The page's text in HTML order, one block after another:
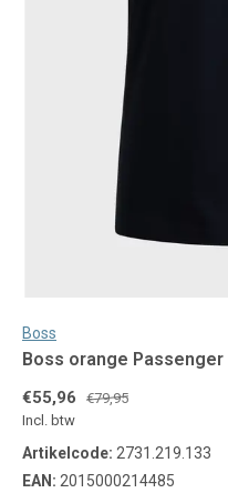
Boss
Boss orange
€55,96
€79,95
Incl. btw
Artikelcode: 2731.219.133
EAN: 2015000214485